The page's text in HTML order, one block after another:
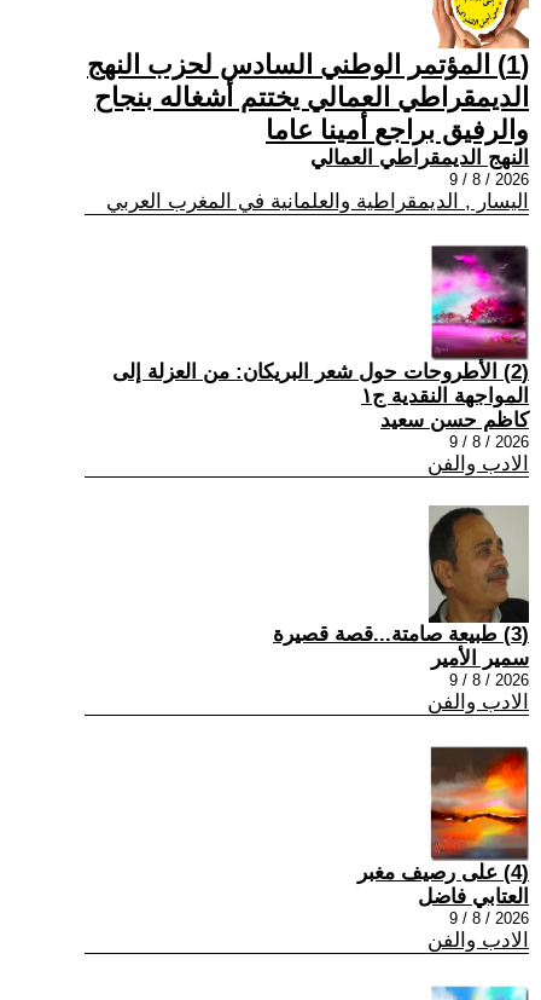
(1) المؤتمر الوطني السادس لحزب النهج
الديمقراطي العمالي يختتم أشغاله بنجاح
والرفيق براجع أمينا عاما
النهج الديمقراطي العمالي
2026 / 8 / 9
اليسار , الديمقراطية والعلمانية في المغرب العربي
(2) الأطروحات حول شعر البريكان: من العزلة إلى
المواجهة النقدية ج١
كاظم حسن سعيد
2026 / 8 / 9
الادب والفن
(3) طبيعة صامتة...قصة قصيرة
سمير الأمير
2026 / 8 / 9
الادب والفن
(4) على رصيف مغبر
العتابي فاضل
2026 / 8 / 9
الادب والفن